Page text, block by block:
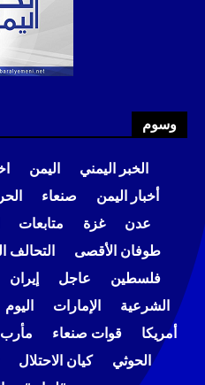
وسوم
الخبر اليمني اليمن
أخبار اليمن
صنعاء
عدن
غزة متابعات
طوفان الأقصى
التحالف
فلسطين
عاجل إيران
الشرعية
الإمارات اليوم
أمريكا
قوات صنعاء مأرب
الحوثي
كيان الاحتلال